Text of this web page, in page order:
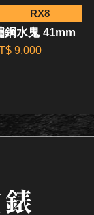
RX8
鋼水鬼 41mm
9,000